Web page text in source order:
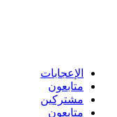
الإعجابات
متابعون
مشتركين
متابعون